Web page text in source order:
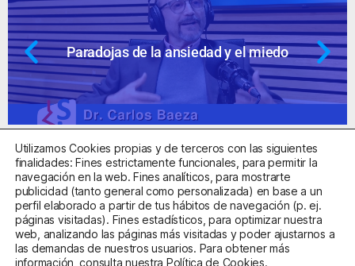
Paradojas de la ansiedad y el miedo
Centro Sanitario Autorizado con el código E08737002
Aviso LegalPolítica de PrivacidadPolítica de Cookies
Utilizamos Cookies propias y de terceros con las siguientes
finalidades: Fines estrictamente funcionales, para permitir la
navegación en la web. Fines analíticos, para mostrarte
publicidad (tanto general como personalizada) en base a un
perfil elaborado a partir de tus hábitos de navegación (p. ej.
páginas visitadas). Fines estadísticos, para optimizar nuestra
web, analizando las páginas más visitadas y poder ajustarnos a
las demandas de nuestros usuarios. Para obtener más
información, consulta nuestra Política de Cookies.